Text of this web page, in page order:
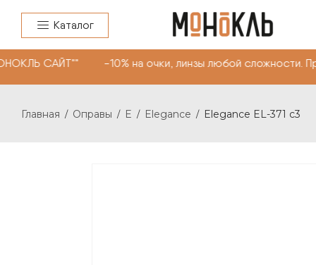
Каталог
САЙТ"" -10% на очки, линзы любой
Главная / Оправы / E / Elegance / Elegance EL-371 c3